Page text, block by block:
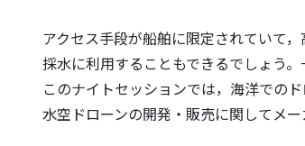
アクセス手段が船舶に限定されていて
採水に利用することもできるでしょう
このナイトセッションでは，海洋での
水空ドローンの開発・販売に関してメ